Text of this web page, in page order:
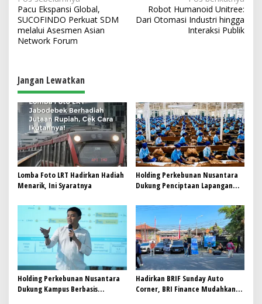
a
v
i
a
s
i
p
o
s
Pacu Ekspansi Global,
SUCOFINDO Perkuat SDM
melalui Asesmen Asian
Network Forum
Robot Humanoid Unitree:
Dari Otomasi Industri hingga
Interaksi Publik
Jangan Lewatkan
Lomba Foto LRT Hadirkan Hadiah
Menarik, Ini Syaratnya
Holding Perkebunan Nusantara
Dukung Penciptaan Lapangan
Pekerja di Pabrik Tembakau
Holding Perkebunan Nusantara
Dukung Kampus Berbasis
Hadirkan BRIF Sunday Auto
Corner, BRI Finance Mudahkan